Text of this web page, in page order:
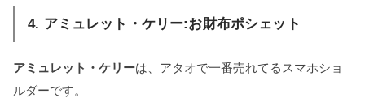
4. アミュレット・ケリー:お財布ポシェット
アミュレット・ケリーは、アタオで一番売れてるスマホショ
ルダーです。